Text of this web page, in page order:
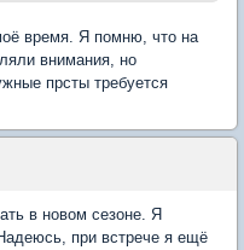
время. Я помню, что на
внимания, но
прсты требуется
в новом сезоне. Я
при встрече я ещё